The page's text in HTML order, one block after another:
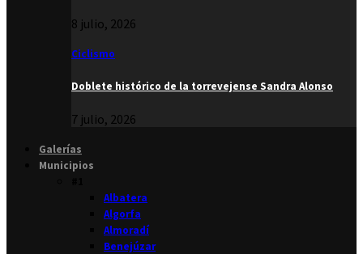
8 julio, 2026
Ciclismo
Doblete histórico de la torrevejense Sandra Alonso
7 julio, 2026
Galerías
Municipios
Albatera
Algorfa
Almoradí
Benejúzar